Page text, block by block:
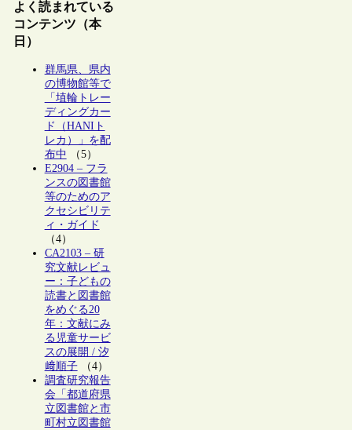
よく読まれている
コンテンツ（本
日）
群馬県、県内
の博物館等で
「埴輪トレー
ディングカー
ド（HANIト
レカ）」を配
布中 （5）
E2904 – フラ
ンスの図書館
等のためのア
クセシビリテ
ィ・ガイド
（4）
CA2103 – 研
究文献レビュ
ー：子どもの
読書と図書館
をめぐる20
年：文献にみ
る児童サービ
スの展開 / 汐
﨑順子（4）
調査研究報告
会「都道府県
立図書館と市
町村立図書館